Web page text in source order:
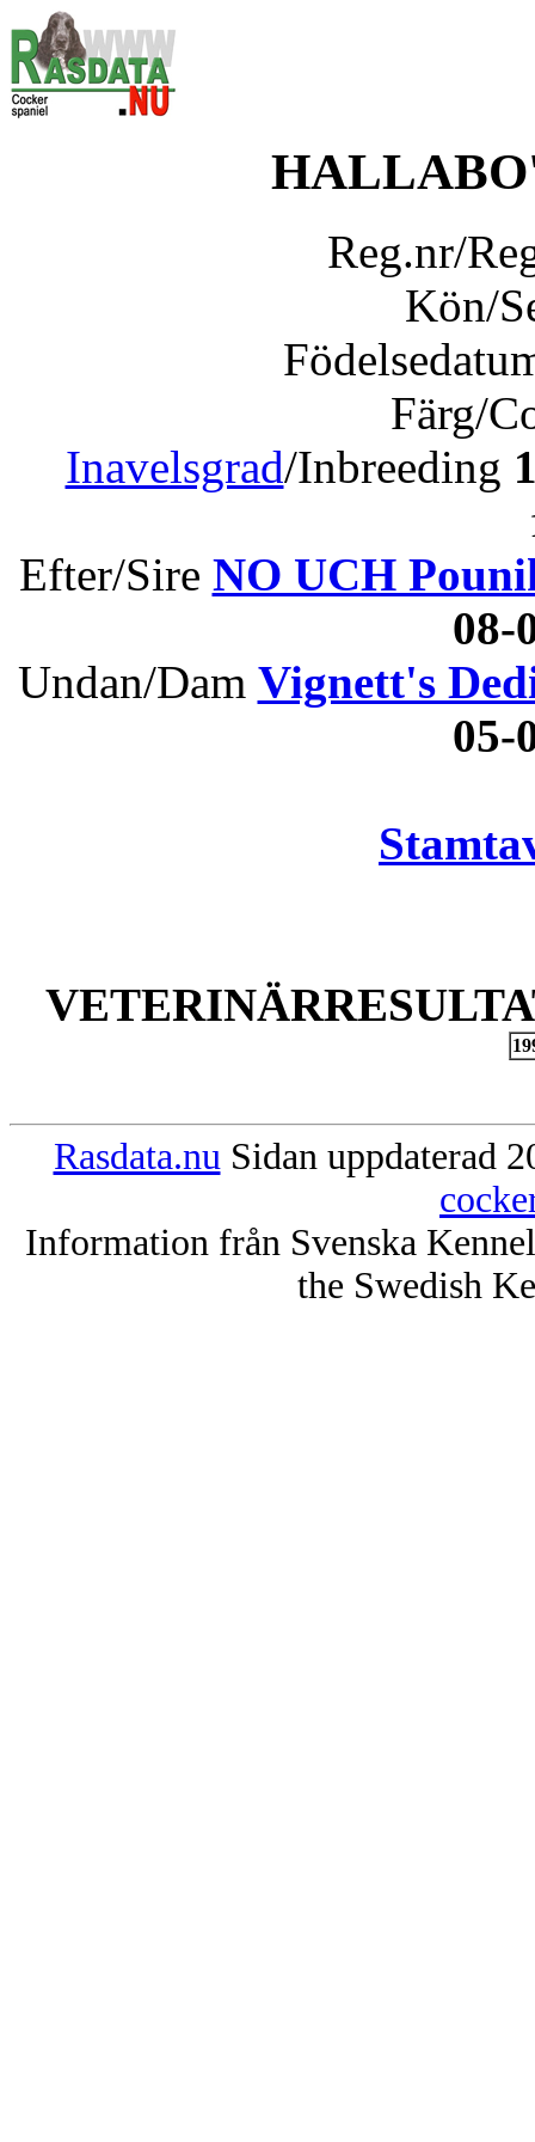
Reg.nr/
Kön/
Färg/
Inavelsgrad/Inbreeding
Efter/Sire NO UCH
Undan/Dam Vignett's
Rasdata.nu Sidan uppdaterad
Information från Svenska
the Swedish